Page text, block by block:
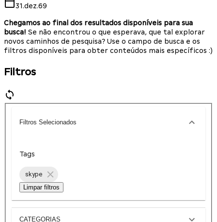
31.dez.69
Chegamos ao final dos resultados disponíveis para sua
busca! Se não encontrou o que esperava, que tal explorar
novos caminhos de pesquisa? Use o campo de busca e os
filtros disponíveis para obter conteúdos mais específicos :)
Filtros
Filtros Selecionados
Tags
skype
Limpar filtros
CATEGORIAS